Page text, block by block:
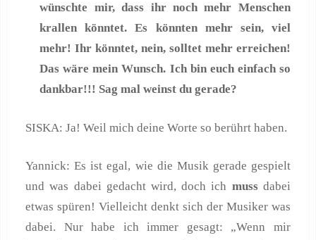
wünschte mir, dass ihr noch mehr Menschen
krallen könntet. Es könnten mehr sein, viel
mehr! Ihr könntet, nein, solltet mehr erreichen!
Das wäre mein Wunsch. Ich bin euch einfach so
dankbar!!! Sag mal weinst du gerade?
SISKA: Ja! Weil mich deine Worte so berührt haben.
Yannick: Es ist egal, wie die Musik gerade gespielt
und was dabei gedacht wird, doch ich mussdabei
etwas spüren! Vielleicht denkt sich der Musiker was
dabei. Nur habe ich immer gesagt: „Wenn mir